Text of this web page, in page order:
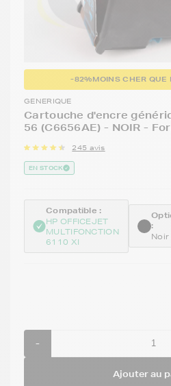
-82%MOINS CHER
GENERIQUE
Cartouche d'encre
56 (C6656AE) - NOIR -
245 avis
EN STOCK
Compatible :
HP OFFICEJET
MULTIFONCTION
6110 XI
:
Noir
-
Ajouter au